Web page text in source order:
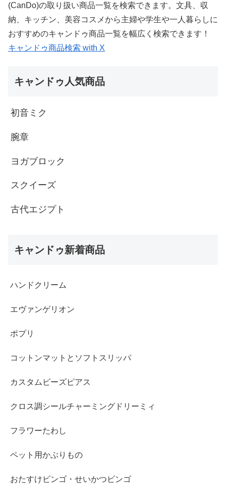
(CanDo)の取り扱い商品一覧を検索できます。文具、収
納、キッチン、美容コスメから主婦や学生や一人暮らしに
おすすめのキャンドゥ商品一覧を幅広く検索できます！
キャンドゥ商品検索 with X
キャンドゥ人気商品
初音ミク
腕章
ヨガブロック
スクイーズ
古代エジプト
キャンドゥ新着商品
ハンドクリーム
エヴァンゲリオン
ポプリ
コットンマットとソフトスリッパ
カスタムビーズピアス
クロス調シールチャーミングドリーミィ
フラワーたわし
ペット用かぶりもの
おたすけビンゴ・せいかつビンゴ